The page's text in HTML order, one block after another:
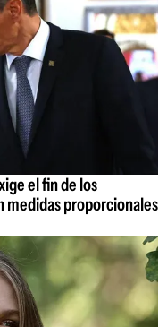
el fin de los
medidas proporcionales